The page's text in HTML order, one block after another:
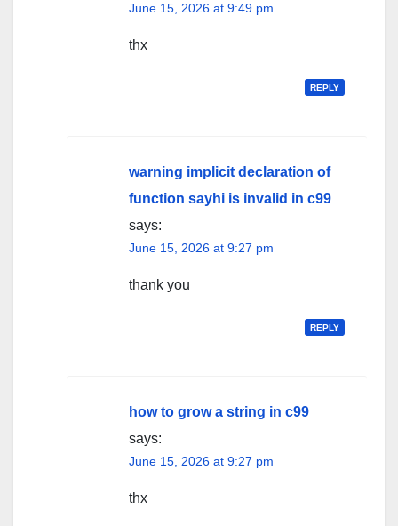
June 15, 2026 at 9:49 pm
thx
REPLY
warning implicit declaration of
function sayhi is invalid in c99
says:
June 15, 2026 at 9:27 pm
thank you
REPLY
how to grow a string in c99
says:
June 15, 2026 at 9:27 pm
thx